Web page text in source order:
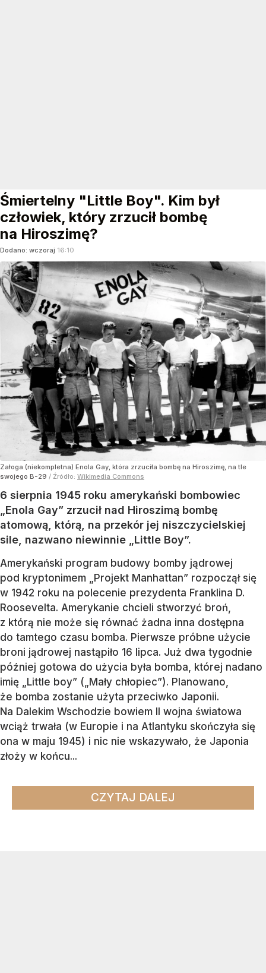
Śmiertelny "Little Boy". Kim był
człowiek, który zrzucił bombę
na Hiroszimę?
Dodano: wczoraj 16:10
Załoga (niekompletna) Enola Gay, która zrzuciła bombę na Hiroszimę, na tle
swojego B-29 / Źródło: Wikimedia Commons
6 sierpnia 1945 roku amerykański bombowiec
„Enola Gay” zrzucił nad Hiroszimą bombę
atomową, którą, na przekór jej niszczycielskiej
sile, nazwano niewinnie „Little Boy”.
Amerykański program budowy bomby jądrowej
pod kryptonimem „Projekt Manhattan” rozpoczął się
w 1942 roku na polecenie prezydenta Franklina D.
Roosevelta. Amerykanie chcieli stworzyć broń,
z którą nie może się równać żadna inna dostępna
do tamtego czasu bomba. Pierwsze próbne użycie
broni jądrowej nastąpiło 16 lipca. Już dwa tygodnie
później gotowa do użycia była bomba, której nadano
imię „Little boy” („Mały chłopiec”). Planowano,
że bomba zostanie użyta przeciwko Japonii.
Na Dalekim Wschodzie bowiem II wojna światowa
wciąż trwała (w Europie i na Atlantyku skończyła się
ona w maju 1945) i nic nie wskazywało, że Japonia
złoży w końcu...
CZYTAJ DALEJ